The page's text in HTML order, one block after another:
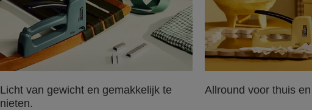
Licht van gewicht en gemakkelijk te
nieten.
Allround voor thuis